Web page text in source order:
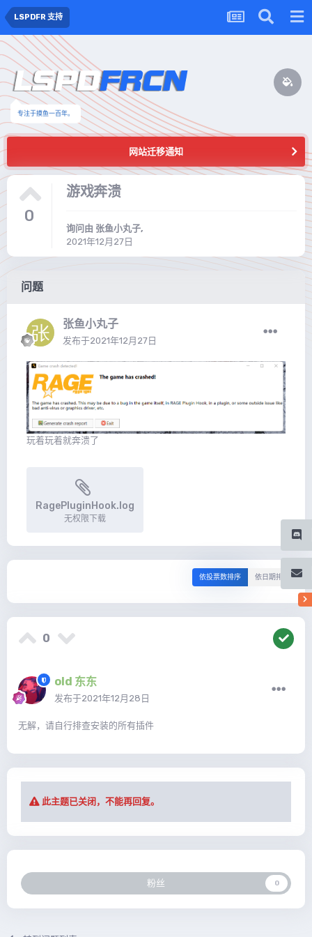
LSPDFR 支持
专注于摸鱼一百年。
网站迁移通知
0
游戏奔溃
询问由 张鱼小丸子,
2021年12月27日
问题
张鱼小丸子
发布于2021年12月27日
玩着玩着就奔溃了
RagePluginHook.log
无权限下载
依投票数排序 依日期排序
0
old 东东
发布于2021年12月28日
无解，请自行排查安装的所有插件
此主题已关闭，不能再回复。
粉丝 0